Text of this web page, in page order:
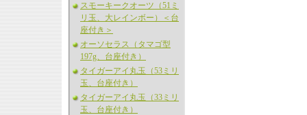
スモーキークオーツ（51ミ
リ玉、大レインボー）＜台
座付き＞
オーソセラス（タマゴ型
197g、台座付き）
タイガーアイ丸玉（53ミリ
玉、台座付き）
タイガーアイ丸玉（33ミリ
玉、台座付き）